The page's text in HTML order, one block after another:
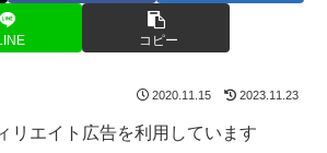
コピー
2020.11.15 2023.11.23
リエイト広告を利用しています